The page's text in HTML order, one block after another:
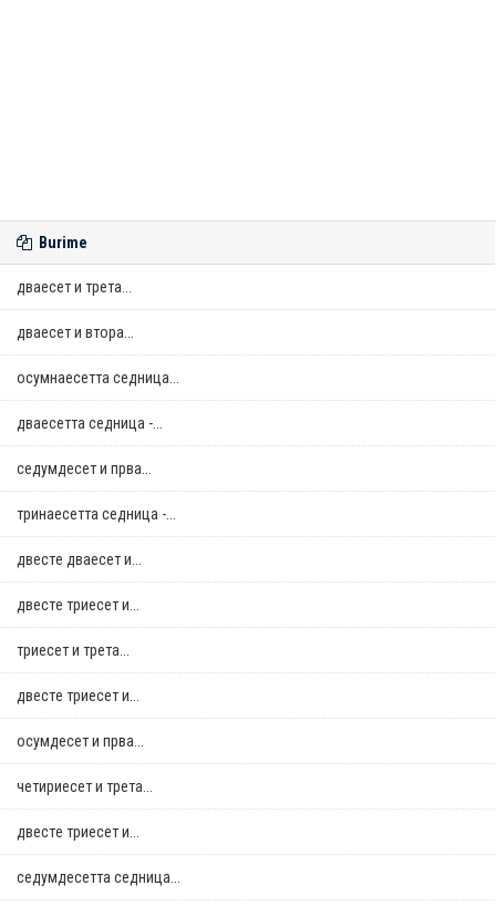
Burime
дваесет и трета...
дваесет и втора...
осумнaесетта седница...
дваесетта седница -...
седумдесет и прва...
тринаесетта седница -...
двестe дваесет и...
двестe триесет и...
триесет и трета...
двестe триесет и...
осумдесет и прва...
четириесет и трета...
двестe триесет и...
седумдесетта седница...